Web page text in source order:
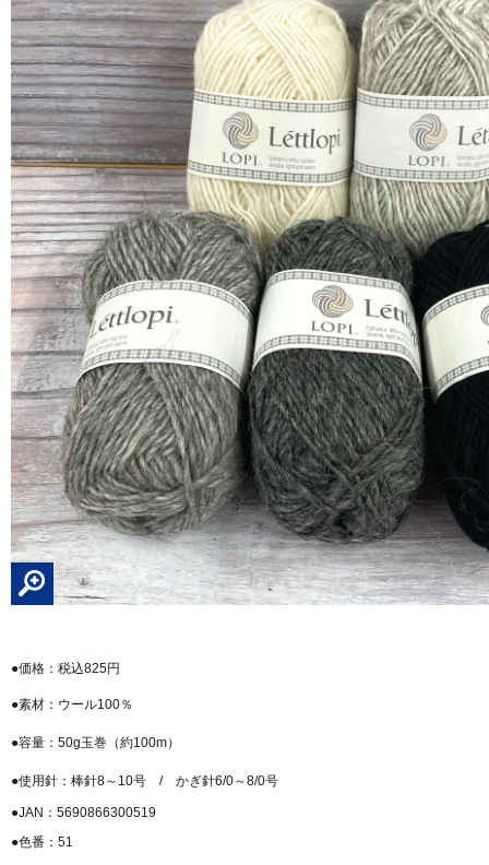
●価格：税込825円
●素材：ウール100％
●容量：50g玉巻（約100m）
●使用針：棒針8～10号 / かぎ針6/0～8/0号
●JAN：5690866300519
●色番：51